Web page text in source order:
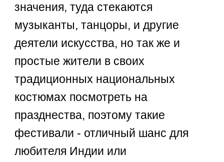
значения, туда стекаются
музыканты, танцоры, и другие
деятели искусства, но так же и
простые жители в своих
традиционных национальных
костюмах посмотреть на
празднества, поэтому такие
фестивали - отличный шанс для
любителя Индии или